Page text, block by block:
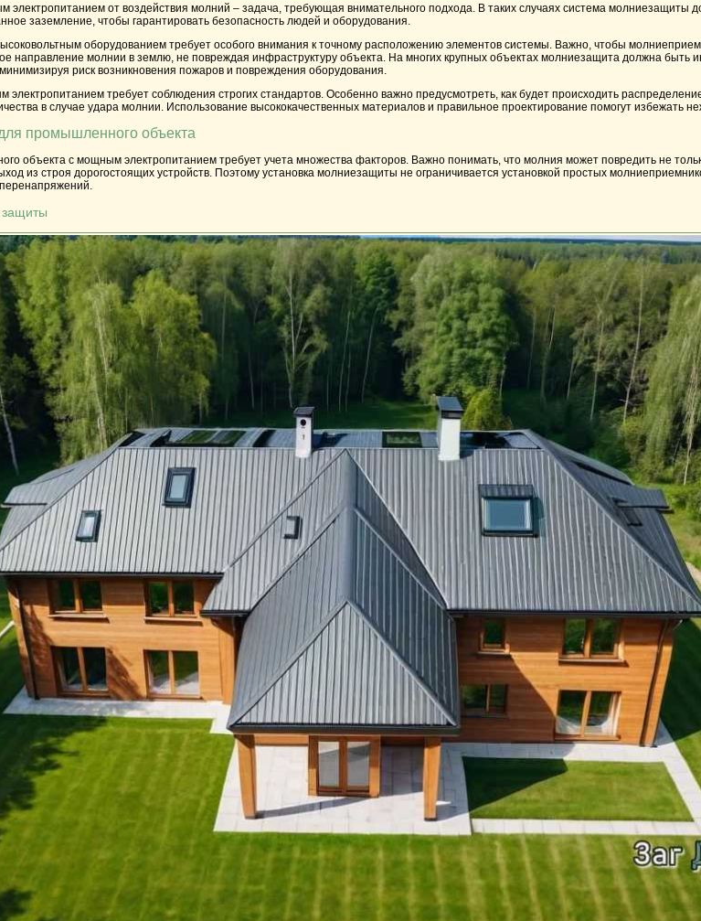
от воздействия молний – задача, требующая внимательного подхода. В таких случаях система молниезащиты
заземление, чтобы гарантировать безопасность людей и оборудования.
оборудованием требует особого внимания к точному расположению элементов системы. Важно, чтобы
направление молнии в землю, не повреждая инфраструктуру объекта. На многих крупных объектах молниезащита должна быть
риск возникновения пожаров и повреждения оборудования.
требует соблюдения строгих стандартов. Особенно важно предусмотреть, как будет происходить
в случае удара молнии. Использование высококачественных материалов и правильное проектирование помогут избежать
промышленного объекта
объекта с мощным электропитанием требует учета множества факторов. Важно понимать, что молния может повредить не
из строя дорогостоящих устройств. Поэтому установка молниезащиты не ограничивается установкой простых
защиты